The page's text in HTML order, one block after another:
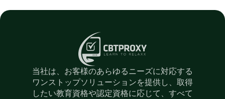
当社は、お客様のあらゆるニーズに対応する
ワンストップソリューションを提供し、取得
したい教育資格や認定資格に応じて、すべて